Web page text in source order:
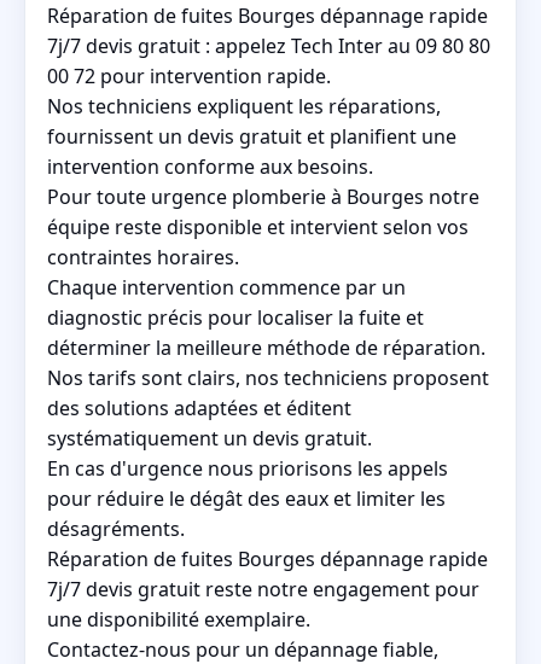
Réparation de fuites Bourges dépannage rapide
7j/7 devis gratuit : appelez Tech Inter au 09 80 80
00 72 pour intervention rapide.
Nos techniciens expliquent les réparations,
fournissent un devis gratuit et planifient une
intervention conforme aux besoins.
Pour toute urgence plomberie à Bourges notre
équipe reste disponible et intervient selon vos
contraintes horaires.
Chaque intervention commence par un
diagnostic précis pour localiser la fuite et
déterminer la meilleure méthode de réparation.
Nos tarifs sont clairs, nos techniciens proposent
des solutions adaptées et éditent
systématiquement un devis gratuit.
En cas d'urgence nous priorisons les appels
pour réduire le dégât des eaux et limiter les
désagréments.
Réparation de fuites Bourges dépannage rapide
7j/7 devis gratuit reste notre engagement pour
une disponibilité exemplaire.
Contactez-nous pour un dépannage fiable,